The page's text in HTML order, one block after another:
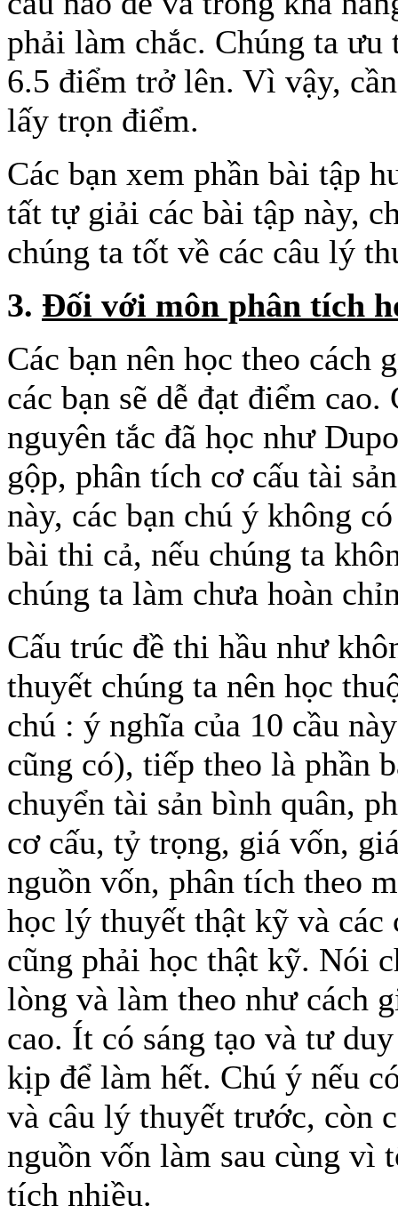
phải làm chắc. Chúng ta
6.5 điểm trở lên. Vì vậy,
lấy trọn điểm.
Các bạn xem phần bài tập
tất tự giải các bài tập này,
chúng ta tốt về các câu lý
3. Đối với môn phân tích
Các bạn nên học theo
các bạn sẽ dễ đạt điểm
nguyên tắc đã học như
gộp, phân tích cơ cấu tài
này, các bạn chú ý không
bài thi cả, nếu chúng ta
chúng ta làm chưa hoàn
Cấu trúc đề thi hầu như
thuyết chúng ta nên học
chú : ý nghĩa của 10 cầu
cũng có), tiếp theo là phần
chuyển tài sản bình quân,
cơ cấu, tỷ trọng, giá vốn,
nguồn vốn, phân tích theo
học lý thuyết thật kỹ và
cũng phải học thật kỹ. Nói
lòng và làm theo như cách
cao. Ít có sáng tạo và tư
kịp để làm hết. Chú ý nếu
và câu lý thuyết trước, còn
nguồn vốn làm sau cùng vì
tích nhiều.